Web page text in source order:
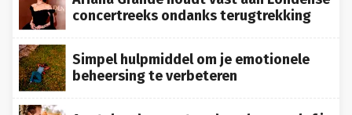
concertreeks ondanks terugtrekking
Simpel hulpmiddel om je emotionele
beheersing te verbeteren